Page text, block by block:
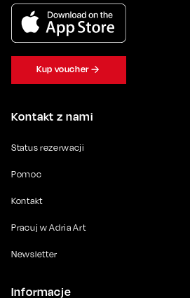
Kontakt z nami
Status rezerwacji
Pomoc
Kontakt
Pracuj w Adria Art
Newsletter
Informacje
Kup voucher